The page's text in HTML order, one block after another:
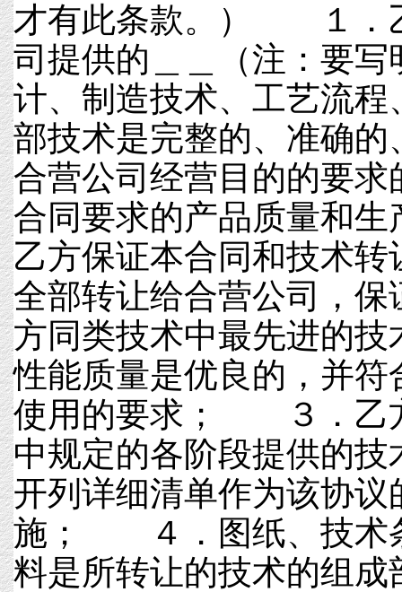
才有此条款。） １．
司提供的＿＿（注：要写
计、制造技术、工艺流程
部技术是完整的、准确的
合营公司经营目的的要求
合同要求的产品质量和
乙方保证本合同和技术
全部转让给合营公司，
方同类技术中最先进的
性能质量是优良的，并符
使用的要求； ３．乙
中规定的各阶段提供的
开列详细清单作为该协
施； ４．图纸、技术
料是所转让的技术的组成